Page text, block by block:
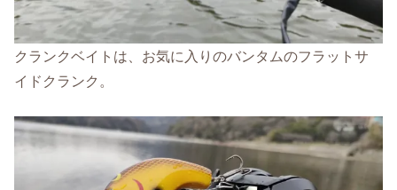
クランクベイトは、お気に入りのバンタムのフラットサ
イドクランク。